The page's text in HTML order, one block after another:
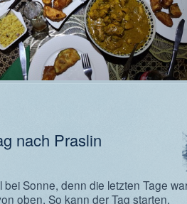
nach Praslin
bei Sonne, denn die letzten Tage
oben. So kann der Tag starten.